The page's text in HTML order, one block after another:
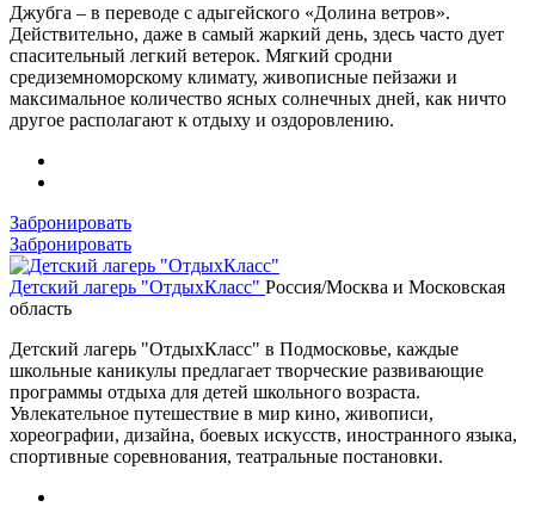
Джубга – в переводе с адыгейского «Долина ветров».
Действительно, даже в самый жаркий день, здесь часто дует
спасительный легкий ветерок. Мягкий сродни
средиземноморскому климату, живописные пейзажи и
максимальное количество ясных солнечных дней, как ничто
другое располагают к отдыху и оздоровлению.
Забронировать
Забронировать
Детский лагерь "ОтдыхКласс" Россия/Москва и Московская
область
Детский лагерь "ОтдыхКласс" в Подмосковье, каждые
школьные каникулы предлагает творческие развивающие
программы отдыха для детей школьного возраста.
Увлекательное путешествие в мир кино, живописи,
хореографии, дизайна, боевых искусств, иностранного языка,
спортивные соревнования, театральные постановки.